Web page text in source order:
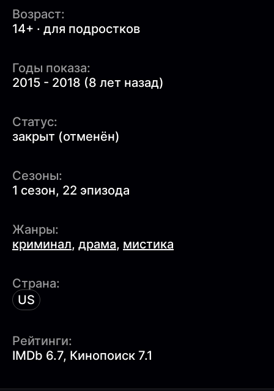
Возраст:
14+ · для подростков
Годы показа:
2015 - 2018 (8 лет назад)
Статус:
закрыт (отменён)
Сезоны:
1 сезон, 22 эпизода
Жанры:
криминал, драма, мистика
Страна:
US
Рейтинги:
IMDb 6.7, Кинопоиск 7.1